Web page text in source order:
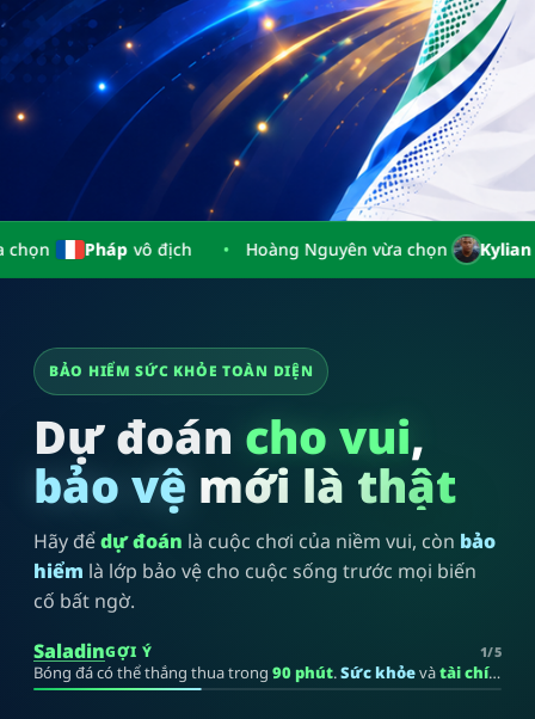
Hoàng Nguyên vừa chọn Kylian Mbappe là vua
BẢO HIỂM SỨC KHỎE TOÀN DIỆN
Dự đoán cho vui,
bảo vệ mới là thật
Hãy đểdự đoán là cuộc chơi của niềm vui, còn bảo
hiểm là lớp bảo vệ cho cuộc sống trước mọi biến
cố bất ngờ.
SaladinGỢI Ý 1/5
Bóng đá có thể thắng thua trong 90 phút.Sức khỏevàtài chính gia đình